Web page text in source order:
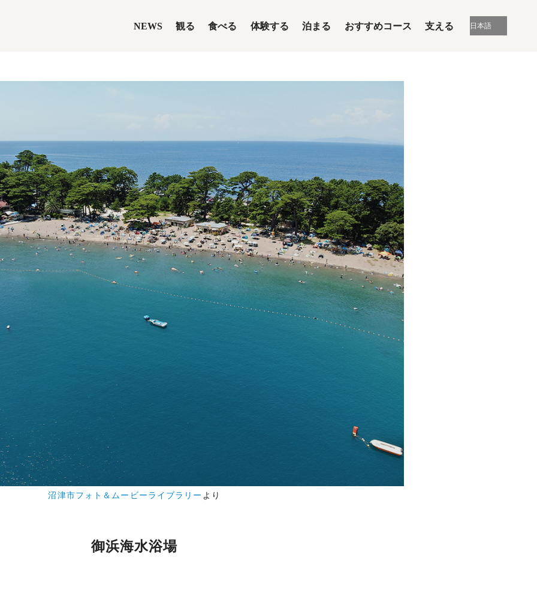
NEWS 観る 食べる 体験する 泊まる おすすめコース 支える
沼津市フォト＆ムービーライブラリー
沼津市フォト＆ムービーライブラリー
沼津市フォト＆ムービーライブラリー より
沼津市フォト＆ムービーライブラリー
沼津市フォト＆ムービーライブラリー
御浜海水浴場